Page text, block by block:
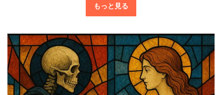
もっと見る